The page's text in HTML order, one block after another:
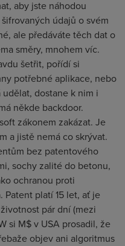
aby jste náhodou
údajů o svém
ale předáváte těch dat o
směry, mnohem víc.
šetřit, pořídí si
potřebné aplikace, nebo
dostane k nim i
někde backdoor.
zákonem zakázat. Je
a jistě nemá co skrývat.
bez patentového
sochy zalité do betonu,
ochranou proti
Patent platí 15 let, ať je
pár dní (mezi
si M$ v USA prosadil, že
objev ani algoritmus